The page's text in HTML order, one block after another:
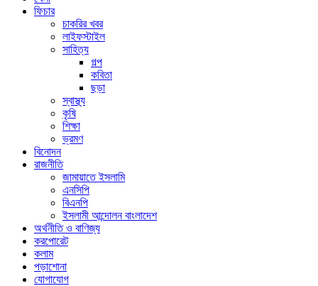
ফিচার
চাকরির খবর
লাইফস্টাইল
সাহিত্য
গল্প
কবিতা
ছড়া
স্বাস্থ্য
কৃষি
শিক্ষা
ভ্রমণ
বিনোদন
রাজনীতি
জামায়াতে ইসলামি
এনসিপি
বিএনপি
ইসলামী আন্দোলন বাংলাদেশ
অর্থনীতি ও বাণিজ্য
করপোরেট
কলাম
পড়াশোনা
যোগাযোগ